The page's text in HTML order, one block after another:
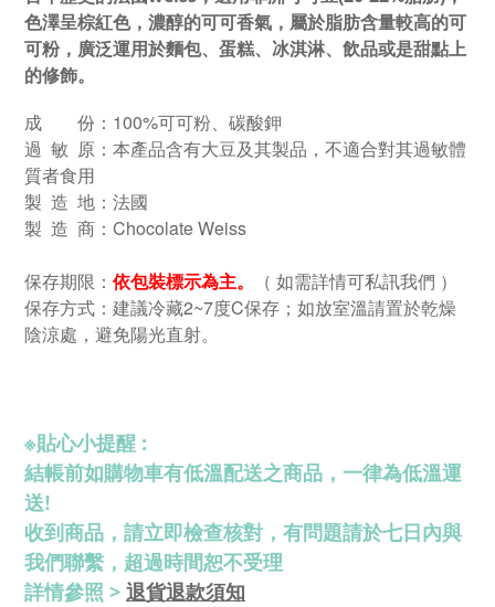
色澤呈棕紅色，濃醇的可可香氣，屬於脂肪含量較高的可
可粉，廣泛運用於麵包、蛋糕、冰淇淋、飲品或是甜點上
的修飾。
成 份：100%可可粉、碳酸鉀
過 敏 原：本產品含有大豆及其製品，不適合對其過敏體
質者食用
製 造 地：法國
製 造 商：Chocolate Weiss
保存期限： 依包裝標示為主。
（ 如需詳情可私訊我們 ）
保存方式：建議冷藏2~7度C保存；如放室溫請置於乾燥
陰涼處，避免陽光直射。
※貼心小提醒 :
結帳前如購物車有低溫配送之商品，一律為低溫運
送!
收到商品，請立即檢查核對，有問題請於七日內與
我們聯繫，超過時間恕不受理
詳情參照 > 退貨退款須知